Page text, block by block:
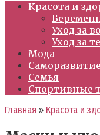
Красота и
Уход за
Уход за
Мода
Саморазвитие
Семья
Спортивные
Главная » Красота и